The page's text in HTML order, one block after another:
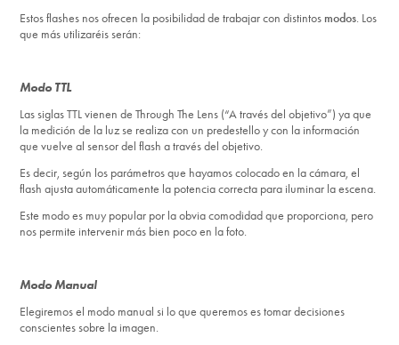
Estos flashes nos ofrecen la posibilidad de trabajar con distintos modos. Los
que más utilizaréis serán:
Modo TTL
Las siglas TTL vienen de Through The Lens (“A través del objetivo”) ya que
la medición de la luz se realiza con un predestello y con la información
que vuelve al sensor del flash a través del objetivo.
Es decir, según los parámetros que hayamos colocado en la cámara, el
flash ajusta automáticamente la potencia correcta para iluminar la escena.
Este modo es muy popular por la obvia comodidad que proporciona, pero
nos permite intervenir más bien poco en la foto.
Modo Manual
Elegiremos el modo manual si lo que queremos es tomar decisiones
conscientes sobre la imagen.